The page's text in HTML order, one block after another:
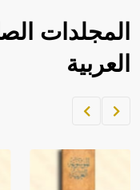
المجلدات
العربية